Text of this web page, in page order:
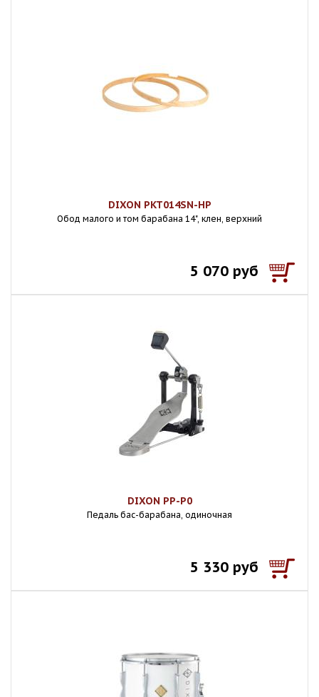
DIXON PKT014SN-HP
Обод малого и том барабана 14", клен, верхний
5 070 руб
DIXON PP-P0
Педаль бас-барабана, одиночная
5 330 руб